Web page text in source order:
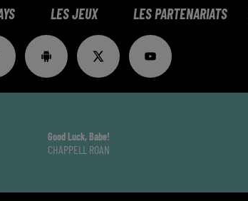
LES JEUX LES PARTENARIATS
Good Luck, Babe!
CHAPPELL ROAN